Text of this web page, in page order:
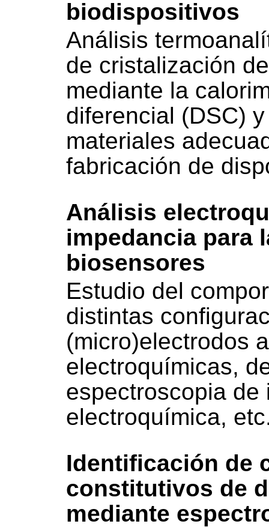
biodispositivos
Análisis
de cristalización
mediante la
diferencial (DSC)
materiales
fabricación de
Análisis
impedancia para
biosensores
Estudio del
distintas
(micro)electrodos
electroquímicas,
espectroscopia de
electroquímica,
Identificación de
constitutivos de
mediante